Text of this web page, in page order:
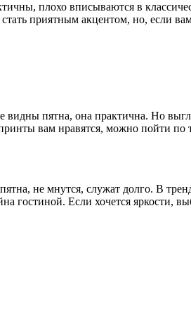
плохо вписываются в
приятным акцентом, но, если
видны пятна, она практична. Но
вам нравятся, можно пойти по
не мнутся, служат долго. В
гостиной. Если хочется яркости,